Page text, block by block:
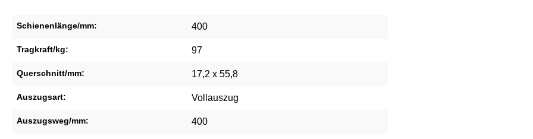
Schienenlänge/mm: 400
Tragkraft/kg: 97
Querschnitt/mm: 17,2 x 55,8
Auszugsart: Vollauszug
Auszugsweg/mm: 400